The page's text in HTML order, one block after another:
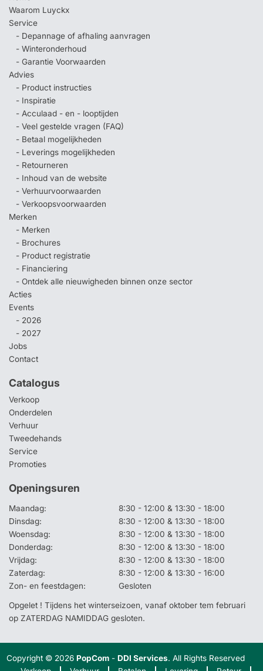
Waarom Luyckx
Service
- Depannage of afhaling aanvragen
- Winteronderhoud
- Garantie Voorwaarden
Advies
- Product instructies
- Inspiratie
- Acculaad - en - looptijden
- Veel gestelde vragen (FAQ)
- Betaal mogelijkheden
- Leverings mogelijkheden
- Retourneren
- Inhoud van de website
- Verhuurvoorwaarden
- Verkoopsvoorwaarden
Merken
- Merken
- Brochures
- Product registratie
- Financiering
- Ontdek alle nieuwigheden binnen onze sector
Acties
Events
- 2026
- 2027
Jobs
Contact
Catalogus
Verkoop
Onderdelen
Verhuur
Tweedehands
Service
Promoties
Openingsuren
Maandag:
8:30 - 12:00 & 13:30 - 18:00
Dinsdag:
8:30 - 12:00 & 13:30 - 18:00
Woensdag:
8:30 - 12:00 & 13:30 - 18:00
Donderdag:
8:30 - 12:00 & 13:30 - 18:00
Vrijdag:
8:30 - 12:00 & 13:30 - 18:00
Zaterdag:
8:30 - 12:00 & 13:30 - 16:00
Zon- en feestdagen:
Gesloten
Opgelet ! Tijdens het winterseizoen, vanaf oktober tem februari
op ZATERDAG NAMIDDAG gesloten.
Copyright © 2026PopCom -DDI Services. All Rights Reserved